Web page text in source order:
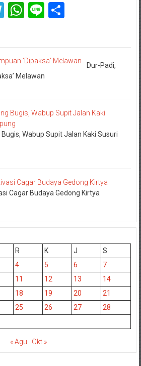
Telegram
WhatsApp
Line
Dur-Padi,
Melawan
Wabup Supit Jalan Kaki Susuri
Cagar Budaya Gedong Kirtya
R K J
S
4 5 6
7
11 12 13
14
18 19 20
21
25 26 27
28
« Agu Okt »